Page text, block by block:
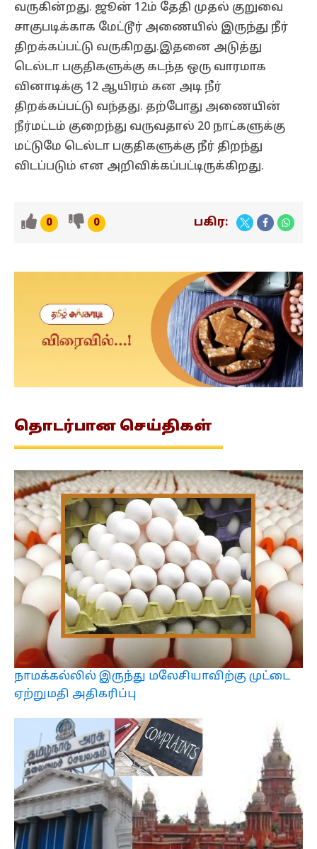
வருகின்றது. ஜூன் 12ம் தேதி முதல் குறுவை
சாகுபடிக்காக மேட்டூர் அணையில் இருந்து நீர்
திறக்கப்பட்டு வருகிறது.இதனை அடுத்து
டெல்டா பகுதிகளுக்கு கடந்த ஒரு வாரமாக
வினாடிக்கு 12 ஆயிரம் கன அடி நீர்
திறக்கப்பட்டு வந்தது. தற்போது அணையின்
நீர்மட்டம் குறைந்து வருவதால் 20 நாட்களுக்கு
மட்டுமே டெல்டா பகுதிகளுக்கு நீர் திறந்து
விடப்படும் என அறிவிக்கப்பட்டிருக்கிறது.
0 0 பகிர:
தொடர்பான செய்திகள்
நாமக்கல்லில் இருந்து மலேசியாவிற்கு முட்டை
ஏற்றுமதி அதிகரிப்பு